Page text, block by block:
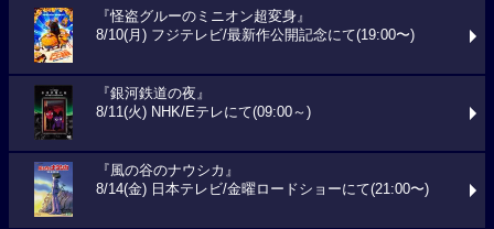
『怪盗グルーのミニオン超変身』
8/10(月) フジテレビ/最新作公開記念にて(19:00〜)
『銀河鉄道の夜』
8/11(火) NHK/Eテレにて(09:00～)
『風の谷のナウシカ』
8/14(金) 日本テレビ/金曜ロードショーにて(21:00〜)